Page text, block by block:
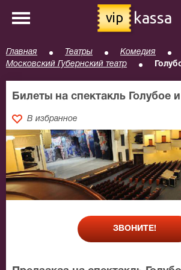
vip kassa
Главная Театры
Комедия
Московский Губернский театр
Билеты на спектакль Голубое
В избранное
ЗВОНИТЕ!